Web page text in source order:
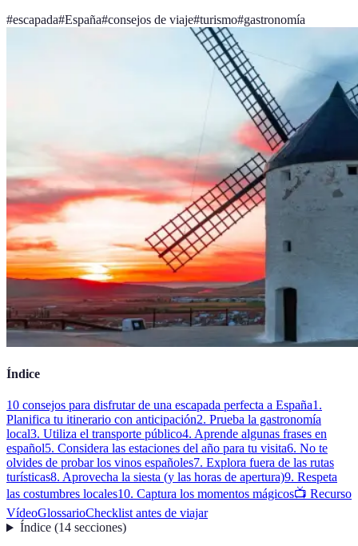
#escapada#España#consejos de viaje#turismo#gastronomía
Índice
10 consejos para disfrutar de una escapada perfecta a España1.
Planifica tu itinerario con anticipación2. Prueba la gastronomía
local3. Utiliza el transporte público4. Aprende algunas frases en
español5. Considera las estaciones del año para tu visita6. No te
olvides de probar los vinos españoles7. Explora fuera de las rutas
turísticas8. Aprovecha la siesta (y las horas de apertura)9. Respeta
las costumbres locales10. Captura los momentos mágicos📺 Recurso
VídeoGlossarioChecklist antes de viajar
Índice(14 secciones)